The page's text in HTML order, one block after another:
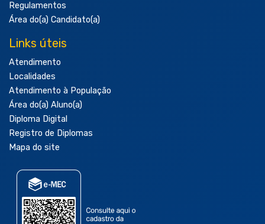
Regulamentos
Área do(a) Candidato(a)
Links úteis
Atendimento
Localidades
Atendimento à População
Área do(a) Aluno(a)
Diploma Digital
Registro de Diplomas
Mapa do site